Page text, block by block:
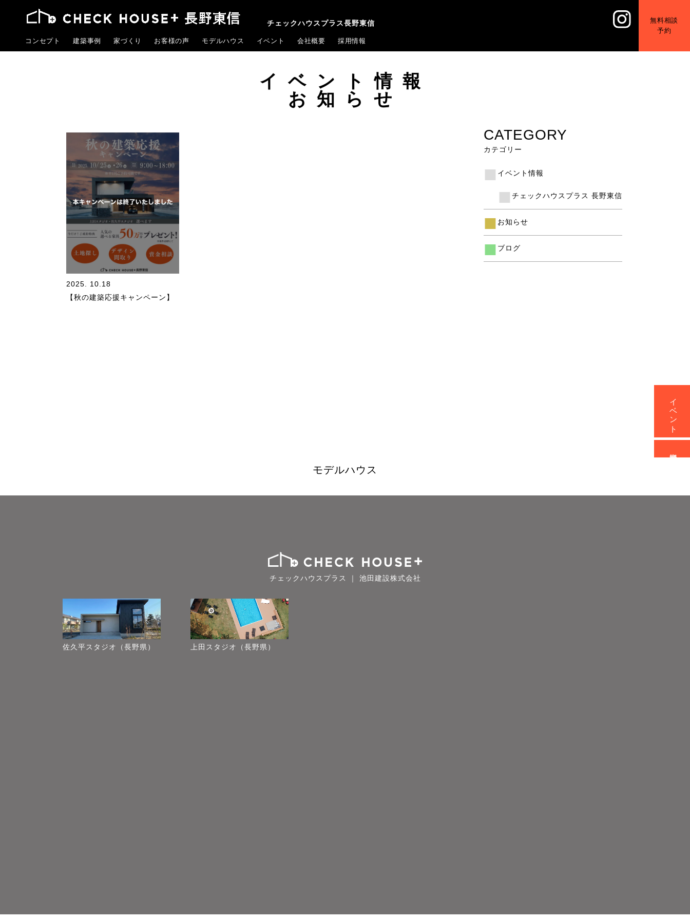
チェックハウスプラス長野東信
コンセプト 建築事例 家づくり お客様の声 モデルハウス イベント 会社概要 採用情報
無料相談
予約
イベント情報
お知らせ
CATEGORY
カテゴリー
イベント情報
チェックハウスプラス 長野東信
お知らせ
ブログ
2025. 10.18
【秋の建築応援キャンペーン】
モデルハウス
チェックハウスプラス ｜ 池田建設株式会社
佐久平スタジオ（長野県） 上田スタジオ（長野県）
イベント